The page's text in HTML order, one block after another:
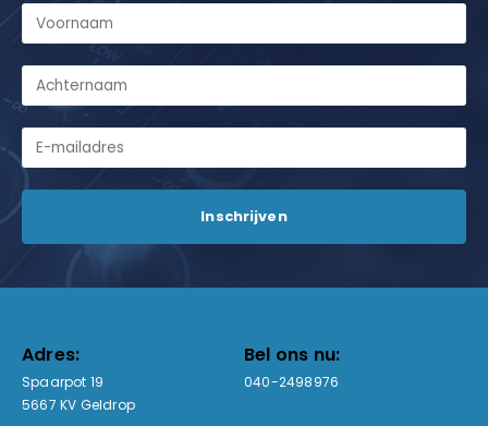
Adres:
Spaarpot 19
5667 KV Geldrop
Bel ons nu:
040-2498976